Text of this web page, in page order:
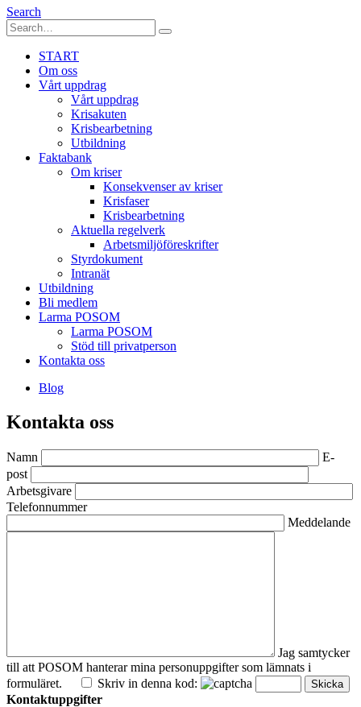
Search
START
Om oss
Vårt uppdrag
Vårt uppdrag
Krisakuten
Krisbearbetning
Utbildning
Faktabank
Om kriser
Konsekvenser av kriser
Krisfaser
Krisbearbetning
Aktuella regelverk
Arbetsmiljöföreskrifter
Styrdokument
Intranät
Utbildning
Bli medlem
Larma POSOM
Larma POSOM
Stöd till privatperson
Kontakta oss
Blog
Kontakta oss
Namn
E-
post
Arbetsgivare
Telefonnummer
Meddelande
Jag samtycker
till att POSOM hanterar mina personuppgifter som lämnats i
formuläret.
Skriv in denna kod:
Kontaktuppgifter